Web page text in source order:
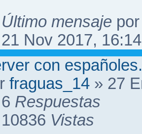
Último mensaje
21 Nov 2017, 16:14
con
fraguas_14 » 27
6 Respuestas
10836 Vistas